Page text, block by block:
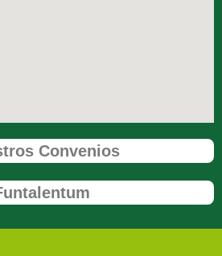
Convenios